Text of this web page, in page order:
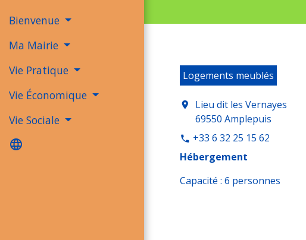
Bienvenue
Ma Mairie
Vie Pratique
Vie Économique
Vie Sociale
language
Logements meublés
location_on
Lieu dit les Vernayes
69550 Amplepuis
phone +33 6 32 25 15 62
Hébergement
Capacité : 6 personnes